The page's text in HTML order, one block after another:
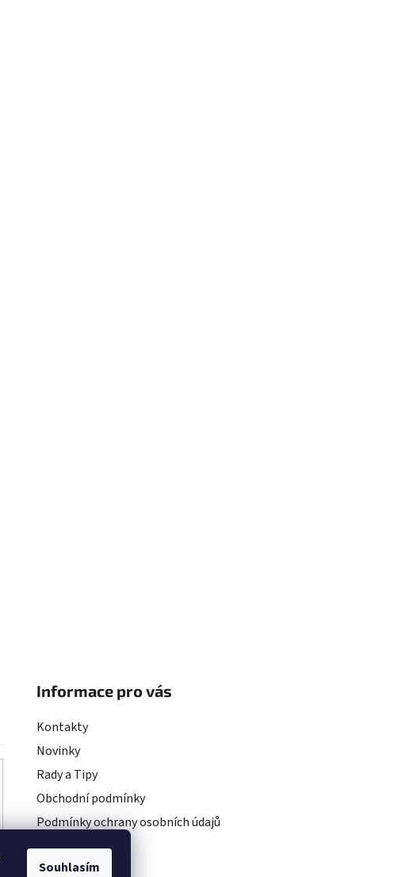
Souhlasím
Informace pro vás
Kontakty
Novinky
Rady a Tipy
Obchodní podmínky
Podmínky ochrany osobních údajů
Projekty EU